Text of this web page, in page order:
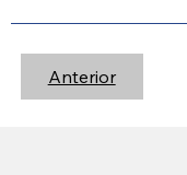
Anterior